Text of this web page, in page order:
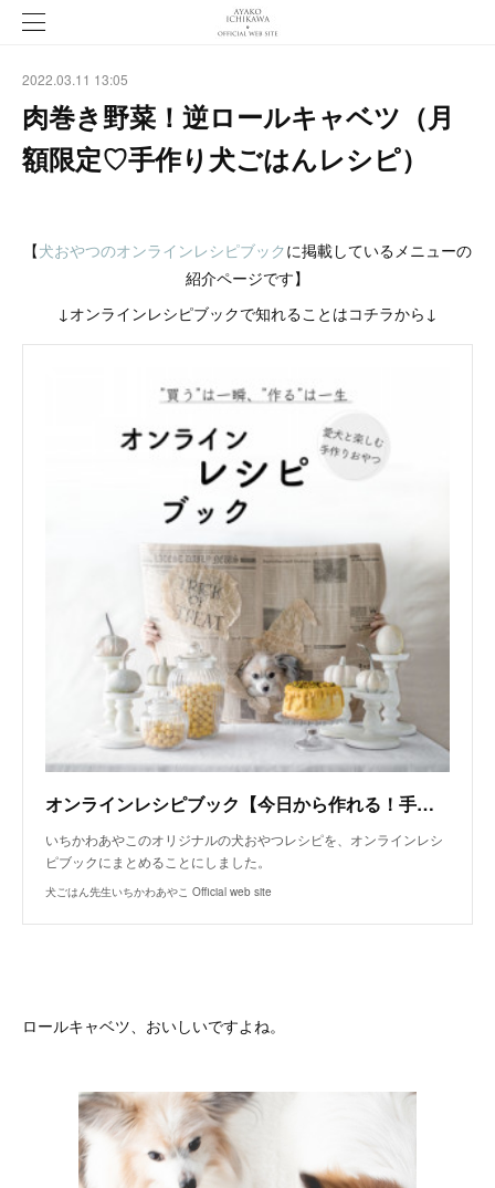
2022.03.11 13:05
肉巻き野菜！逆ロールキャベツ（月
額限定♡手作り犬ごはんレシピ）
【犬おやつのオンラインレシピブックに掲載しているメニューの
紹介ページです】
↓オンラインレシピブックで知れることはコチラから↓
オンラインレシピブック【今日から作れる！手作り犬おやつレシピ】
いちかわあやこのオリジナルの犬おやつレシピを、オンラインレシ
ピブックにまとめることにしました。
犬ごはん先生いちかわあやこ Official web site
ロールキャベツ、おいしいですよね。